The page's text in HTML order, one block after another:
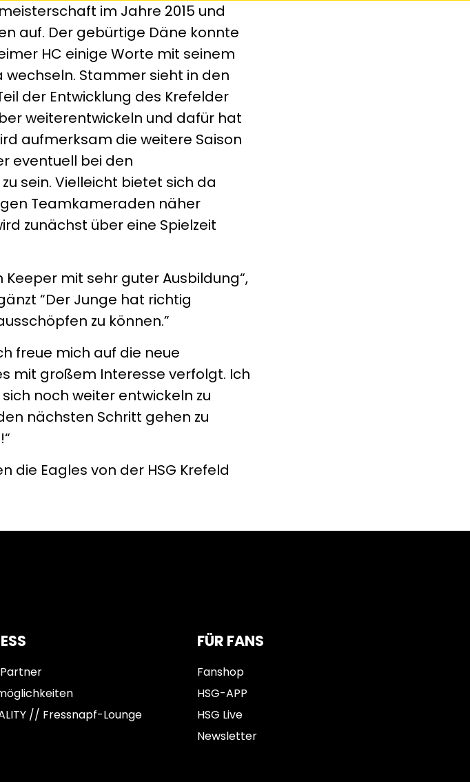
im Jahre 2015 und
auf. Der gebürtige Däne konnte
HC einige Worte mit seinem
wechseln. Stammer sieht in den
der Entwicklung des Krefelder
weiterentwickeln und dafür hat
aufmerksam die weitere Saison
eventuell bei den
sein. Vielleicht bietet sich da
Teamkameraden näher
zunächst über eine Spielzeit
mit sehr guter Ausbildung“,
“Der Junge hat richtig
zu können.”
freue mich auf die neue
mit großem Interesse verfolgt. Ich
noch weiter entwickeln zu
nächsten Schritt gehen zu
die Eagles von der HSG Krefeld
// Fressnapf-Lounge
FÜR FANS
Fanshop
HSG-APP
HSG Live
Newsletter